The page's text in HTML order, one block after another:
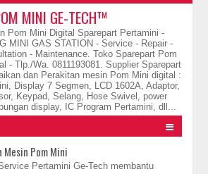
MINI GE-TECH™
Pom Mini Digital Sparepart Pertamini -
MINI GAS STATION - Service - Repair -
- Maintenance. Toko Sparepart Pom
- Tlp./Wa. 0811193081. Supplier Sparepart
dan Perakitan mesin Pom Mini digital :
Display 7 Segmen, LCD 1602A, Adaptor,
Keypad, Selang, Hose Swivel, power
display, IC Program Pertamini, dll...
Mesin Pom Mini
Pertamini Ge-Tech membantu